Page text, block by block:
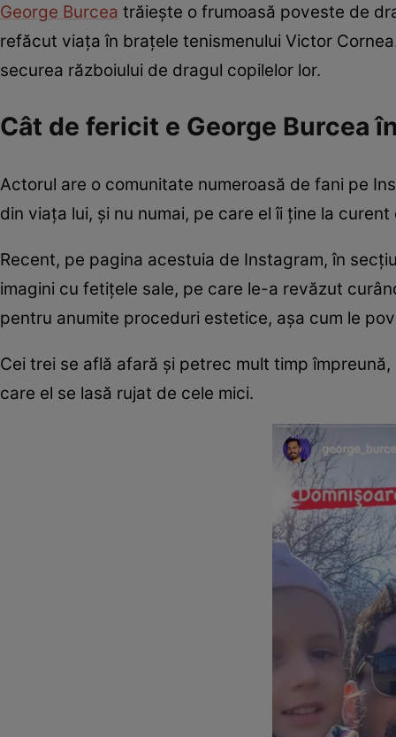
George Burcea trăiește o frumoasă poveste de
refăcut viața în brațele tenismenului Victor
securea războiului de dragul copilelor lor.
Cât de fericit e George Burcea
Actorul are o comunitate numeroasă de fani pe
din viața lui, și nu numai, pe care el îi ține la
Recent, pe pagina acestuia de Instagram, în
imagini cu fetițele sale, pe care le-a revăzut
pentru anumite proceduri estetice, așa cum le
Cei trei se află afară și petrec mult timp
care el se lasă rujat de cele mici.